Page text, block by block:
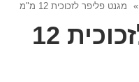
» מגנט פליפר לזכוכית 12 מ"מ
מגנט פליפר לזכוכית 12